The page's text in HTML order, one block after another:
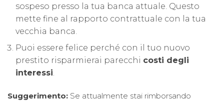
sospeso presso la tua banca attuale. Questo
mette fine al rapporto contrattuale con la tua
vecchia banca.
Puoi essere felice perché con il tuo nuovo
prestito risparmierai parecchi costi degli
interessi.
Suggerimento: Se attualmente stai rimborsando